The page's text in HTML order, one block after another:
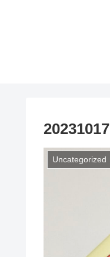
20231017
Uncategorized